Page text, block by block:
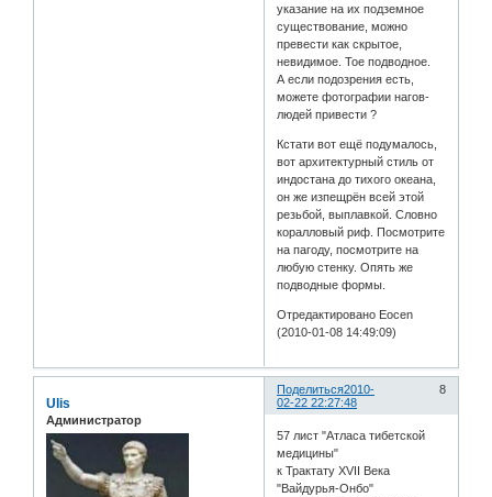
указание на их подземное
существование, можно
превести как скрытое,
невидимое. Тое подводное.
А если подозрения есть,
можете фотографии нагов-
людей привести ?
Кстати вот ещё подумалось,
вот архитектурный стиль от
индостана до тихого океана,
он же изпещрён всей этой
резьбой, выплавкой. Словно
коралловый риф. Посмотрите
на пагоду, посмотрите на
любую стенку. Опять же
подводные формы.
Отредактировано Eocen
(2010-01-08 14:49:09)
Поделиться 8
2010-
02-22 22:27:48
Ulis
Администратор
57 лист "Атласа тибетской
медицины"
к Трактату XVII Века
"Вайдурья-Онбо"